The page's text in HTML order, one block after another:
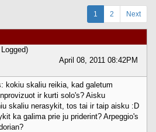
1 2 Next
April 08, 2011 08:42PM
kokiu skaliu reikia, kad galetum
ir kurti solo's? Aisku
skaliu nerasykit, tos tai ir taip aisku :D
ka galima prie ju priderint? Arpeggio's